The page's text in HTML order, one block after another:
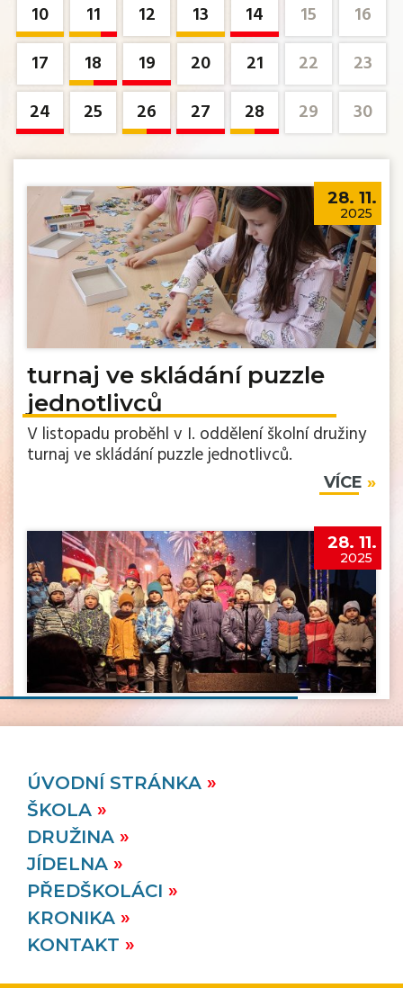
10
11 12 13 14 15
16
17
18 19 20 21 22
23
24
25 26 27 28 29 30
28. 11.
2025
turnaj ve skládání puzzle
jednotlivců
V listopadu proběhl v I. oddělení školní družiny
turnaj ve skládání puzzle jednotlivců.
VÍCE
28. 11.
2025
rozsvícení vánočního stromu
„Rozsvícení vánočního stromu“.
ÚVODNÍ STRÁNKA
ŠKOLA
DRUŽINA
JÍDELNA
PŘEDŠKOLÁCI
KRONIKA
KONTAKT